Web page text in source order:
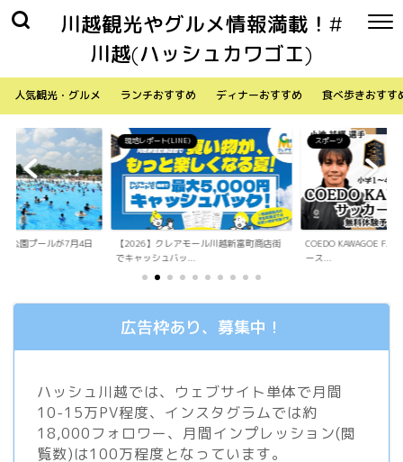
川越観光やグルメ情報満載！#
川越(ハッシュカワゴエ)
人気観光・グルメ ランチおすすめ ディナーおすすめ 食べ歩きおすす
ル川越新富町商店街
スポーツ
COEDO KAWAGOE F.Cが小学生向けサッカ
ース...
生活
「Sky Walker 7058」
内ア...
広告枠あり、募集中！
ハッシュ川越では、ウェブサイト単体で月間
10-15万PV程度、 インスタグラムでは約
18,000フォロワー、月間インプレッション(閲
覧数)は100万程度となっています。